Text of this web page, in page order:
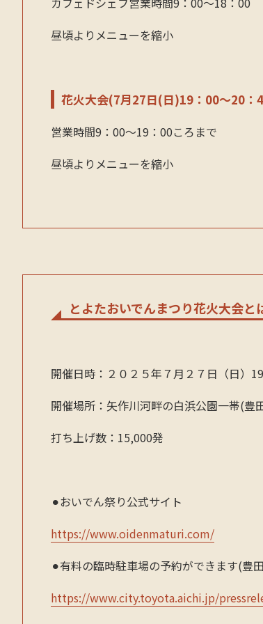
昼頃よりメニューを縮小
花火大会(7月27日(日)19：00～20：
営業時間9：00～19：00ころまで
昼頃よりメニューを縮小
とよたおいでんまつり花火大会と
開催日時：２０２５年７月２７日（日）
開催場所：矢作川河畔の白浜公園一帯(豊
打ち上げ数：15,000発
⚫︎おいでん祭り公式サイト
https://www.oidenmaturi.com/
⚫︎有料の臨時駐車場の予約ができます(豊
https://www.city.toyota.aichi.jp/